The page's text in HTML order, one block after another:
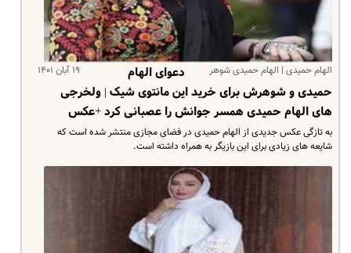
الهام حمیدی | الهام حمیدی شوهر ۱۹ آبان ۱۴۰۱
دعوای الهام
حمیدی و شوهرش برای خرید این مانتوی شیک | ولخرجی
های الهام حمیدی همسر جوانش را عصبانی کرد +عکس
به تازگی عکس جدیدی از الهام حمیدی در فضای مجازی منتشر شده است که
شایعه های زیادی برای این بازیگر به همراه داشته است.